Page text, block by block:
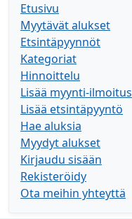
Etusivu
Myytävät alukset
Etsintäpyynnöt
Kategoriat
Hinnoittelu
Lisää myynti-ilmoitus
Lisää etsintäpyyntö
Hae aluksia
Myydyt alukset
Kirjaudu sisään
Rekisteröidy
Ota meihin yhteyttä